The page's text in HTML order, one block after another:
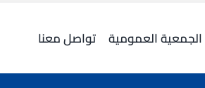
الجمعية العمومية تواصل معنا